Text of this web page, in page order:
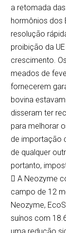
a retomada
hormônios dos
resolução
proibição da
crescimento.
meados de
fornecerem
bovina
disseram ter
para melhorar
de importação
de qualquer
portanto,
 A Neozyme
campo de 12
Neozyme,
suínos com